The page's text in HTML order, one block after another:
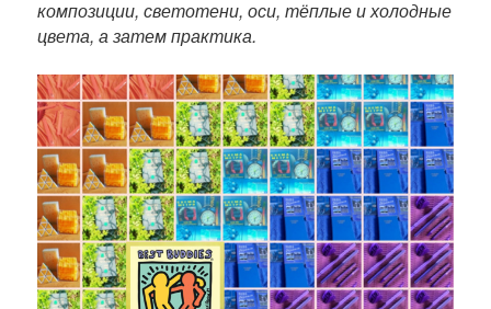
й
т
е
к
с
т
п
у
б
л
и
к
композиции, светотени, оси, тёплые и холодные
цвета, а затем практика.